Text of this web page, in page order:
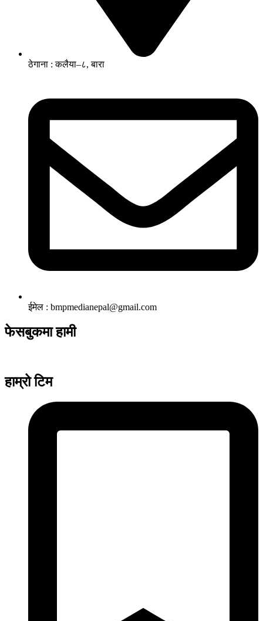
ठेगाना : कलैया–८, बारा
ईमेल : bmpmedianepal@gmail.com
फेसबुकमा हामी
हाम्रो टिम